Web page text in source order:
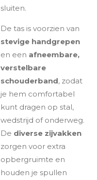
sluiten.
De tas is voorzien van
stevige handgrepen
en een afneembare,
verstelbare
schouderband, zodat
je hem comfortabel
kunt dragen op stal,
wedstrijd of onderweg.
De diverse zijvakken
zorgen voor extra
opbergruimte en
houden je spullen